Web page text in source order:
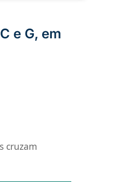
e G, em
cruzam